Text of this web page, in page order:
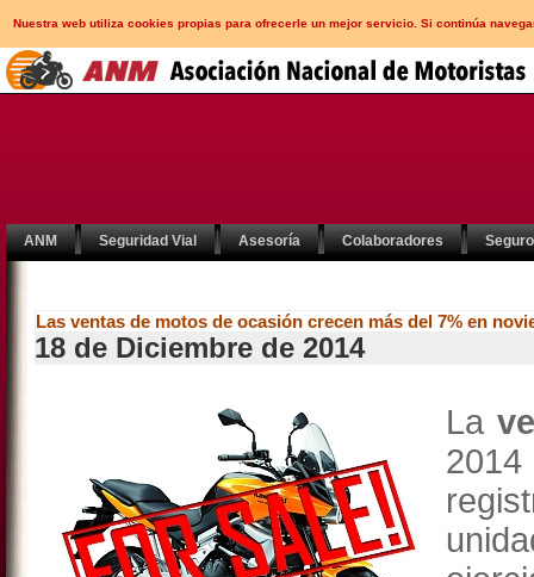
Nuestra web utiliza cookies propias para ofrecerle un mejor servicio. Si continúa
ANM Seguridad Vial Asesoría Colaboradores
Las ventas de motos de ocasión crecen más del 7% en
18 de Diciembre de 2014
La